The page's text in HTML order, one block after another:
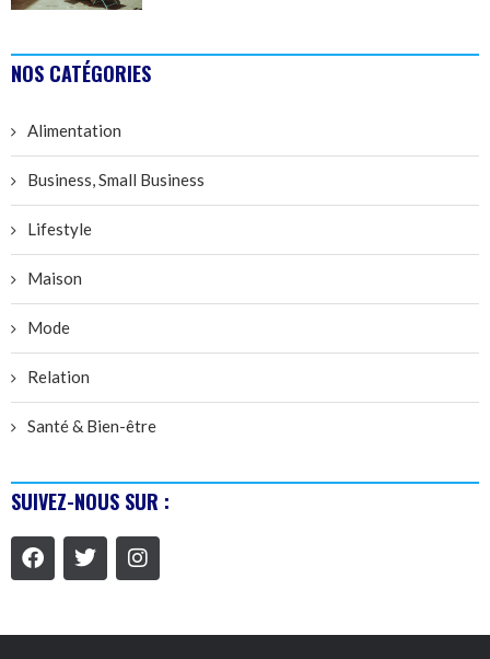
NOS CATÉGORIES
Alimentation
Business, Small Business
Lifestyle
Maison
Mode
Relation
Santé & Bien-être
SUIVEZ-NOUS SUR :